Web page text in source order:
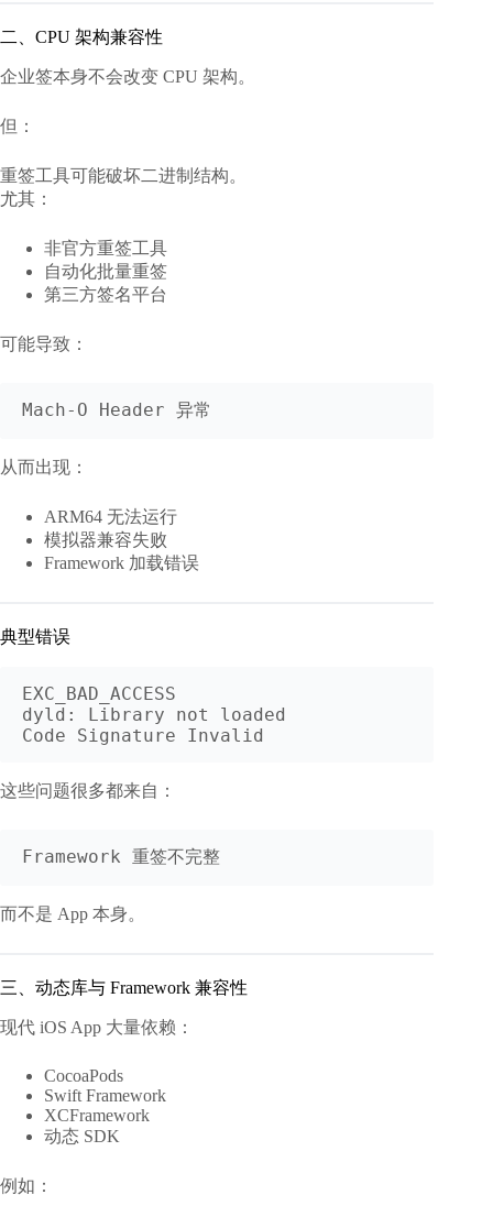
二、CPU 架构兼容性
企业签本身不会改变 CPU 架构。
但：
重签工具可能破坏二进制结构。
尤其：
非官方重签工具
自动化批量重签
第三方签名平台
可能导致：
从而出现：
ARM64 无法运行
模拟器兼容失败
Framework 加载错误
典型错误
EXC_BAD_ACCESS
dyld: Library not loaded
这些问题很多都来自：
而不是 App 本身。
三、动态库与 Framework 兼容性
现代 iOS App 大量依赖：
CocoaPods
Swift Framework
XCFramework
动态 SDK
例如：